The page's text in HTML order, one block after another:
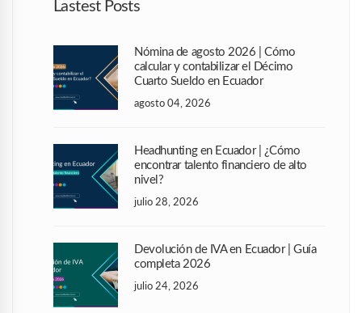
Lastest Posts
Nómina de agosto 2026 | Cómo
calcular y contabilizar el Décimo
Cuarto Sueldo en Ecuador
agosto 04, 2026
Headhunting en Ecuador | ¿Cómo
encontrar talento financiero de alto
nivel?
julio 28, 2026
Devolución de IVA en Ecuador | Guía
completa 2026
julio 24, 2026